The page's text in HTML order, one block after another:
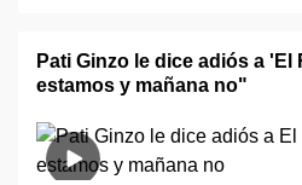
Pati Ginzo le dice adiós a
estamos y mañana no"